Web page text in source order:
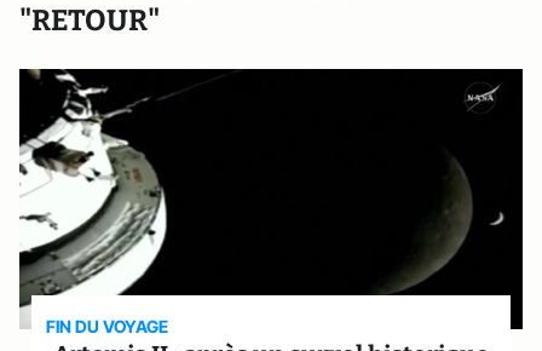
"RETOUR"
FIN DU VOYAGE